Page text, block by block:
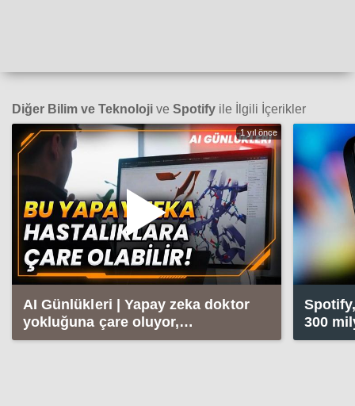
Diğer Bilim ve Teknoloji ve Spotify ile İlgili İçerikler
1 yıl önce
AI Günlükleri | Yapay zeka doktor
yokluğuna çare oluyor,
hastalıklara güdümlü antikor
300